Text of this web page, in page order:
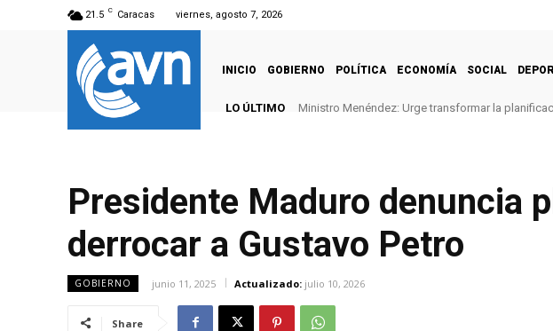
21.5 C Caracas viernes, agosto 7, 2026
INICIO GOBIERNO POLÍTICA ECONOMÍA SOCIAL
LO ÚLTIMO Ministro Menéndez: Urge transformar la
Presidente Maduro denuncia
derrocar a Gustavo Petro
GOBIERNO junio 11, 2025 Actualizado: julio 10, 2026
Share